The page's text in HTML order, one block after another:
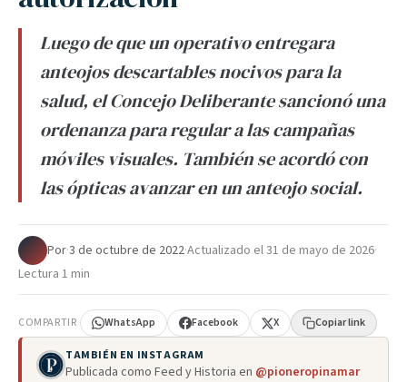
Luego de que un operativo entregara
anteojos descartables nocivos para la
salud, el Concejo Deliberante sancionó una
ordenanza para regular a las campañas
móviles visuales. También se acordó con
las ópticas avanzar en un anteojo social.
Por·3 de octubre de 2022·Actualizado el31 de mayo de 2026·
Lectura 1 min
COMPARTIR WhatsApp Facebook X Copiar link
TAMBIÉN EN INSTAGRAM
Publicada como Feed y Historia en @pioneropinamar